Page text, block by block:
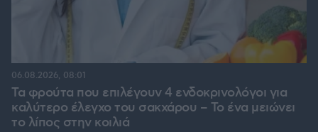
Τα φρούτα που επιλέγουν 4 ενδοκρινολόγοι για
καλύτερο έλεγχο του σακχάρου – Το ένα μειώνει
το λίπος στην κοιλιά
06.08.2026, 08:01